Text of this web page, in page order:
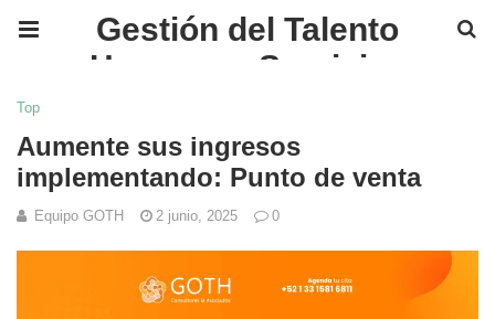
Gestión del Talento
Humano y Servicios
GOTH
Top
Aumente sus ingresos
implementando: Punto de venta
Equipo GOTH 2 junio, 2025 0